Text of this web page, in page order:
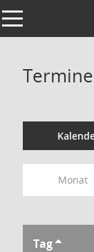
Toggle navigation
Monat
Tag